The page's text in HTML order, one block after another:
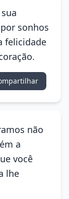
sonhos
felicidade
não
a
você
lhe